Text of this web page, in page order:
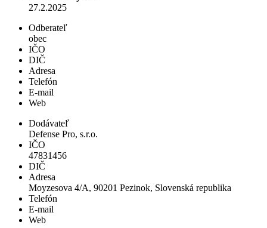
27.2.2025
Odberateľ
obec
IČO
DIČ
Adresa
Telefón
E-mail
Web
Dodávateľ
Defense Pro, s.r.o.
IČO
47831456
DIČ
Adresa
Moyzesova 4/A, 90201 Pezinok, Slovenská republika
Telefón
E-mail
Web